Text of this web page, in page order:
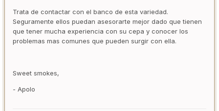
Trata de contactar con el banco de esta variedad.
Seguramente ellos puedan asesorarte mejor dado que tienen
que tener mucha experiencia con su cepa y conocer los
problemas mas comunes que pueden surgir con ella.
Sweet smokes,
- Apolo